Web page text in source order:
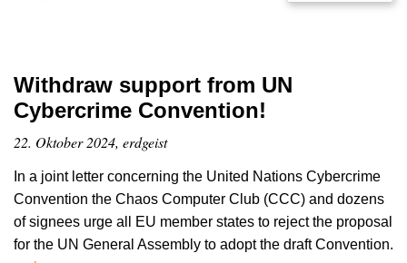
Withdraw support from UN
Cybercrime Convention!
22. Oktober 2024, erdgeist
In a joint letter concerning the United Nations Cybercrime
Convention the Chaos Computer Club (CCC) and dozens
of signees urge all EU member states to reject the proposal
for the UN General Assembly to adopt the draft Convention.